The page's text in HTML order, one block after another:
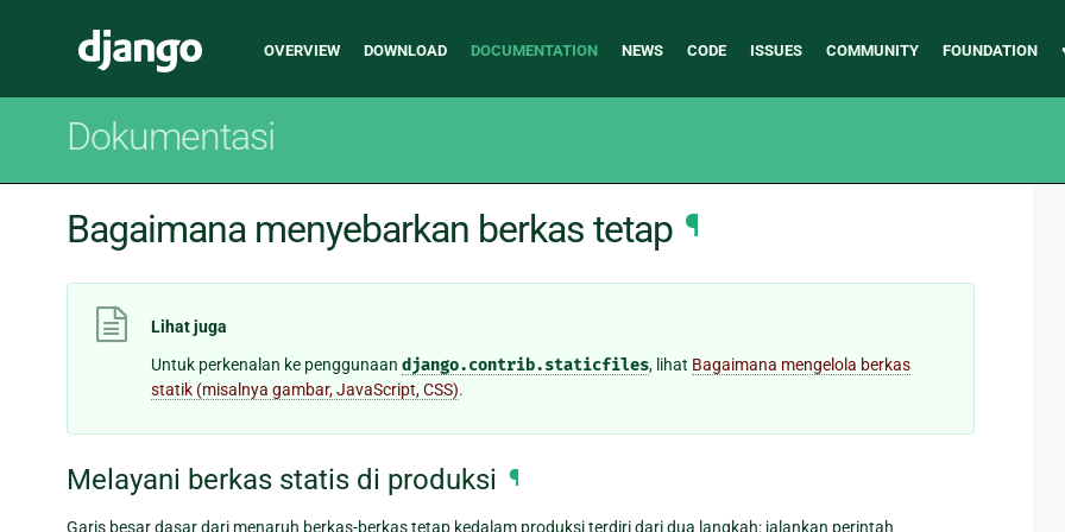
Django
Main
OVERVIEW DOWNLOAD DOCUMENTATION NEWS CODE ISSUES COMMUNITY FOUNDATION
Dokumentasi
Bagaimana menyebarkan berkas tetap ¶
Lihat juga
Untuk perkenalan ke penggunaan django.contrib.staticfiles, lihat Bagaimana mengelola berkas
statik (misalnya gambar, JavaScript, CSS).
Melayani berkas statis di produksi ¶
Garis besar dasar dari menaruh berkas-berkas tetap kedalam produksi terdiri dari dua langkah: jalankan perintah